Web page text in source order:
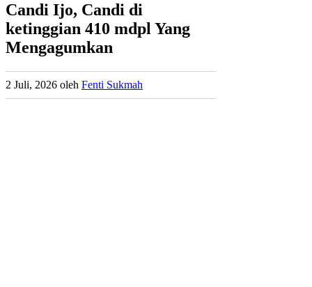
Candi Ijo, Candi di
ketinggian 410 mdpl Yang
Mengagumkan
2 Juli, 2026 oleh Fenti Sukmah